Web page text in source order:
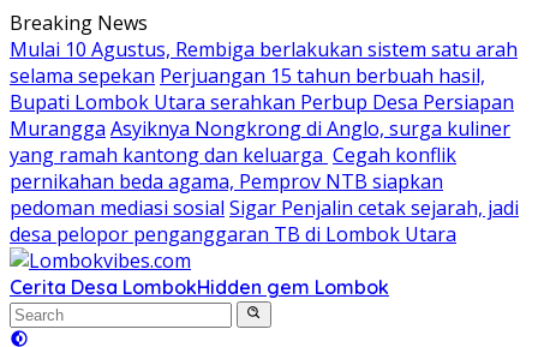
Skip
to
content
Breaking News
Mulai 10 Agustus, Rembiga berlakukan sistem satu arah
selama sepekan Perjuangan 15 tahun berbuah hasil,
Bupati Lombok Utara serahkan Perbup Desa Persiapan
Murangga Asyiknya Nongkrong di Anglo, surga kuliner
yang ramah kantong dan keluarga Cegah konflik
pernikahan beda agama, Pemprov NTB siapkan
pedoman mediasi sosial Sigar Penjalin cetak sejarah, jadi
desa pelopor penganggaran TB di Lombok Utara
Cerita Desa LombokHidden gem Lombok